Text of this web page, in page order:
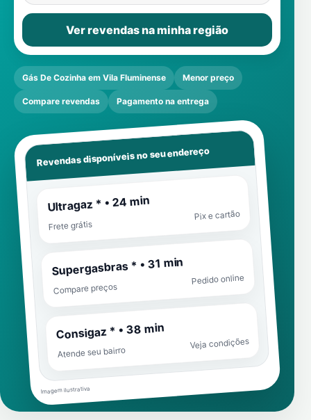
Ver revendas na minha região
Gás De Cozinha em Vila Fluminense Menor preço
Compare revendas Pagamento na entrega
Revendas disponíveis no seu endereço
Ultragaz * • 24 min
Frete grátis
Pix e cartão
Supergasbras * • 31 min
Compare preços
Pedido online
Consigaz * • 38 min
Atende seu bairro
Veja condições
Imagem ilustrativa